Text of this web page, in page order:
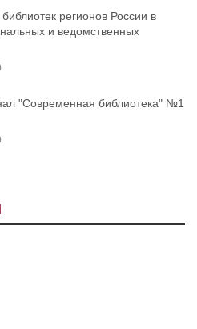
регионов России в
и ведомственных
"Современная библиотека" №1